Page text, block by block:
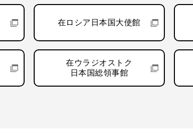
在ロシア日本国大使館
在ウラジオストク
日本国総領事館